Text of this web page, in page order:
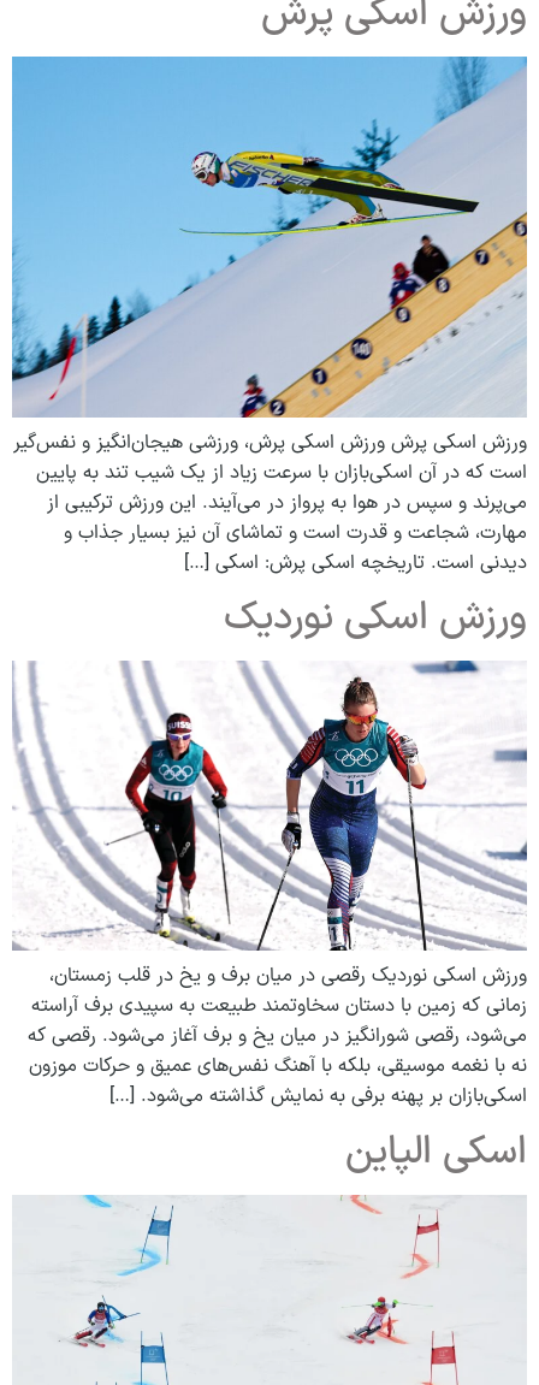
ورزش اسکی پرش
ورزش اسکی پرش ورزش اسکی پرش، ورزشی هیجان‌انگیز و نفس‌گیر
است که در آن اسکی‌بازان با سرعت زیاد از یک شیب تند به پایین
می‌پرند و سپس در هوا به پرواز در می‌آیند. این ورزش ترکیبی از
مهارت، شجاعت و قدرت است و تماشای آن نیز بسیار جذاب و
دیدنی است. تاریخچه اسکی پرش: اسکی […]
ورزش اسکی نوردیک
ورزش اسکی نوردیک رقصی در میان برف و یخ در قلب زمستان،
زمانی که زمین با دستان سخاوتمند طبیعت به سپیدی برف آراسته
می‌شود، رقصی شورانگیز در میان یخ و برف آغاز می‌شود. رقصی که
نه با نغمه موسیقی، بلکه با آهنگ نفس‌های عمیق و حرکات موزون
اسکی‌بازان بر پهنه برفی به نمایش گذاشته می‌شود. […]
اسکی الپاین